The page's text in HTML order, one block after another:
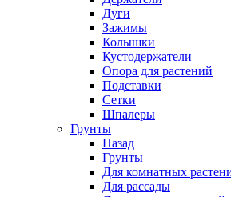
Дуги
Зажимы
Колышки
Кустодержатели
Опора для растений
Подставки
Сетки
Шпалеры
Грунты
Назад
Грунты
Для комнатных
Для рассады